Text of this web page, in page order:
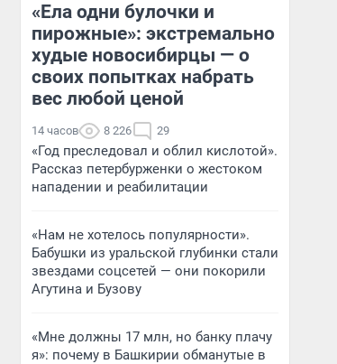
«Ела одни булочки и
пирожные»: экстремально
худые новосибирцы — о
своих попытках набрать
вес любой ценой
14 часов 8 226 29
«Год преследовал и облил кислотой».
Рассказ петербурженки о жестоком
нападении и реабилитации
«Нам не хотелось популярности».
Бабушки из уральской глубинки стали
звездами соцсетей — они покорили
Агутина и Бузову
«Мне должны 17 млн, но банку плачу
я»: почему в Башкирии обманутые в